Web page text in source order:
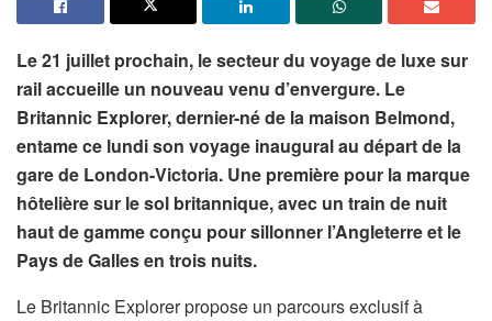
Le 21 juillet prochain, le secteur du voyage de luxe sur
rail accueille un nouveau venu d’envergure. Le
Britannic Explorer, dernier-né de la maison Belmond,
entame ce lundi son voyage inaugural au départ de la
gare de London-Victoria. Une première pour la marque
hôtelière sur le sol britannique, avec un train de nuit
haut de gamme conçu pour sillonner l’Angleterre et le
Pays de Galles en trois nuits.
Le Britannic Explorer propose un parcours exclusif à